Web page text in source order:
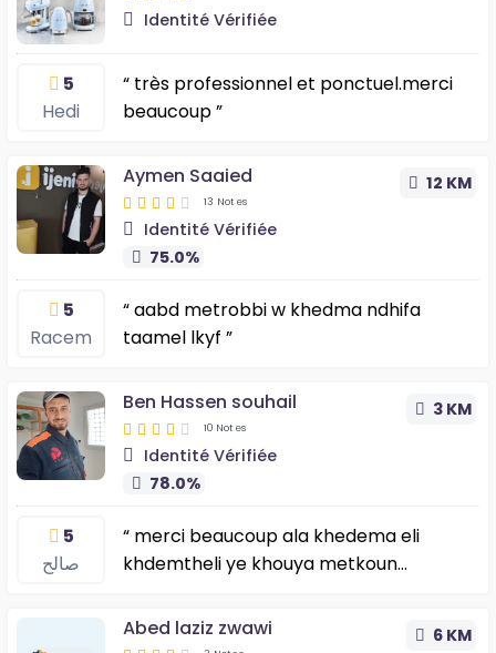
Identité Vérifiée
5
Hedi
“ très professionnel et ponctuel.merci
beaucoup ”
12 KM
Aymen Saaied
13 Notes
Identité Vérifiée
75.0%
5
Racem
“ aabd metrobbi w khedma ndhifa
taamel lkyf ”
3 KM
Ben Hassen souhail
10 Notes
Identité Vérifiée
78.0%
5
صالح
“ merci beaucoup ala khedema eli
khdemtheli ye khouya metkoun
”
6 KM
Abed laziz zwawi